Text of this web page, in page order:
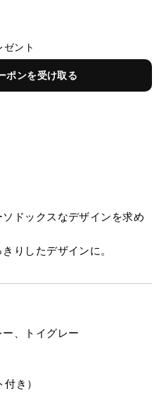
ゼント
ポンを受け取る
ドックスなデザインを求め
りしたデザインに。
、トイグレー
き）